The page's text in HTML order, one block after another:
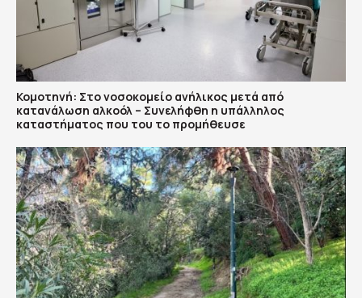
Κομοτηνή: Στο νοσοκομείο ανήλικος μετά από
κατανάλωση αλκοόλ – Συνελήφθη η υπάλληλος
καταστήματος που του το προμήθευσε